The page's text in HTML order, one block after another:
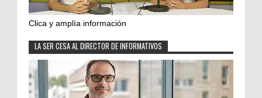
Clica y amplía información
LA SER CESA AL DIRECTOR DE INFORMATIVOS